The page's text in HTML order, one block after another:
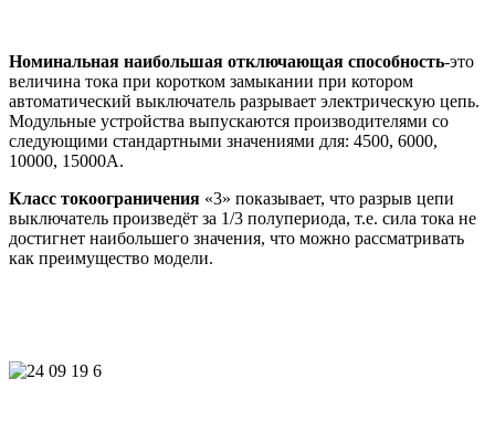
Номинальная наибольшая отключающая способность-это
величина тока при коротком замыкании при котором
автоматический выключатель разрывает электрическую цепь.
Модульные устройства выпускаются производителями со
следующими стандартными значениями для: 4500, 6000,
10000, 15000А.
Класс токоограничения «3» показывает, что разрыв цепи
выключатель произведёт за 1/3 полупериода, т.е. сила тока не
достигнет наибольшего значения, что можно рассматривать
как преимущество модели.